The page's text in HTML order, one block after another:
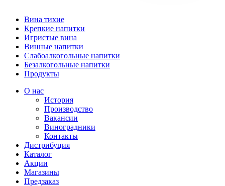
Вина тихие
Крепкие напитки
Игристые вина
Винные напитки
Слабоалкогольные напитки
Безалкогольные напитки
Продукты
О нас
История
Производство
Вакансии
Виноградники
Контакты
Дистрибуция
Каталог
Акции
Магазины
Предзаказ